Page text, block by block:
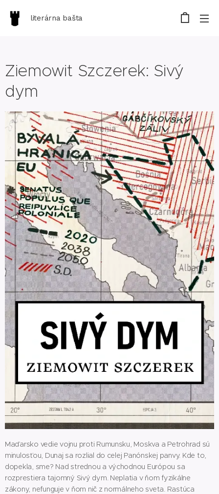
literárna bašta
Ziemowit Szczerek: Sivý
dym
Maďarsko vedie vojnu proti Rumunsku, Moskva a Petrohrad sú
minulosťou, Dunaj sa rozlial do celej Panónskej panvy. Kde to,
dopekla, sme? Nad strednou a východnou Európou sa
rozprestiera tajomný Sivý dym. Neplatia v ňom fyzikálne
zákony, nefunguje v ňom nič z normálneho sveta. Rastúca